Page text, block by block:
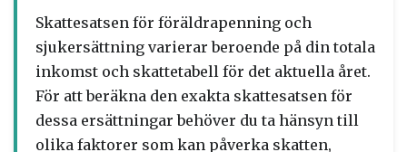
Skattesatsen för föräldrapenning och
sjukersättning varierar beroende på din totala
inkomst och skattetabell för det aktuella året.
För att beräkna den exakta skattesatsen för
dessa ersättningar behöver du ta hänsyn till
olika faktorer som kan påverka skatten,